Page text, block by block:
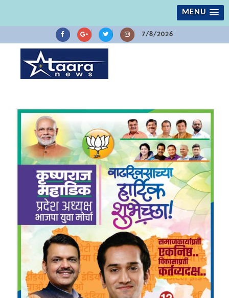
MENU
7/8/2026